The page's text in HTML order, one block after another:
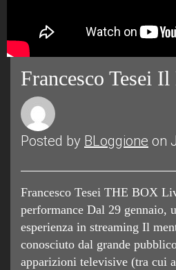
Francesco Tesei
Posted by BLoggione on
Francesco Tesei THE BOX
performance Dal 29 gennaio,
esperienza in streaming Il
conosciuto dal grande
apparizioni televisive (tra cui